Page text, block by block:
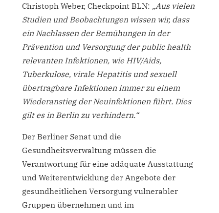
Christoph Weber, Checkpoint BLN: „Aus vielen
Studien und Beobachtungen wissen wir, dass
ein Nachlassen der Bemühungen in der
Prävention und Versorgung der public health
relevanten Infektionen, wie HIV/Aids,
Tuberkulose, virale Hepatitis und sexuell
übertragbare Infektionen immer zu einem
Wiederanstieg der Neuinfektionen führt. Dies
gilt es in Berlin zu verhindern.“
Der Berliner Senat und die
Gesundheitsverwaltung müssen die
Verantwortung für eine adäquate Ausstattung
und Weiterentwicklung der Angebote der
gesundheitlichen Versorgung vulnerabler
Gruppen übernehmen und im